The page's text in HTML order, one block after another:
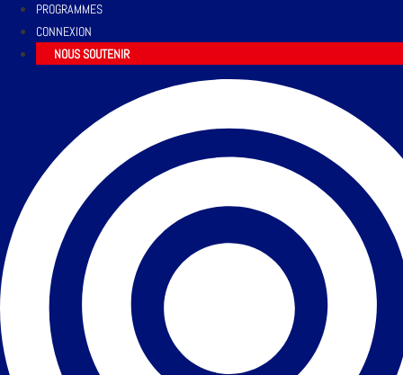
PROGRAMMES
CONNEXION
NOUS SOUTENIR